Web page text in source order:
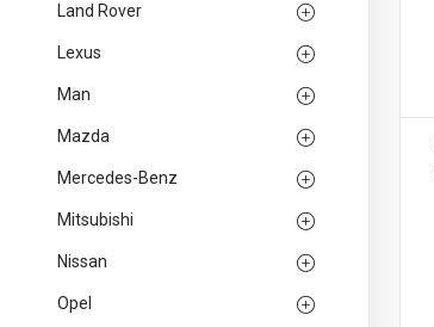
Land Rover
Lexus
Man
Mazda
Mercedes-Benz
Mitsubishi
Nissan
Opel